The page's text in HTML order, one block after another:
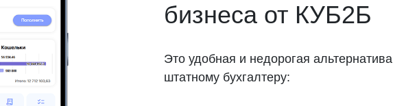
бизнеса от КУБ2Б
Это удобная и недорогая альтернатива
штатному бухгалтеру: